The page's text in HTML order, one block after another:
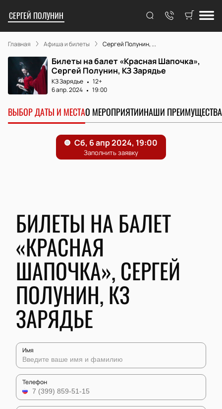
СЕРГЕЙ ПОЛУНИН
Главная Афиша и билеты Сергей Полунин, ...
Билеты на балет «Красная Шапочка»,
Сергей Полунин, КЗ Зарядье
КЗ Зарядье
12+
6 апр. 2024
19:00
ВЫБОР ДАТЫ И МЕСТАО МЕРОПРИЯТИИНАШИ ПРЕИМУЩЕСТВА
БИЛЕТЫ НА БАЛЕТ
«КРАСНАЯ
ШАПОЧКА», СЕРГЕЙ
ПОЛУНИН, КЗ
ЗАРЯДЬЕ
Имя
Телефон